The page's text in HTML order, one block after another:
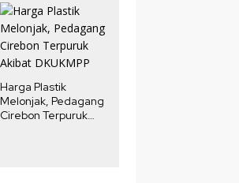
Fokus pada Properti
Mewah
Harga Plastik
Melonjak, Pedagang
Cirebon Terpuruk